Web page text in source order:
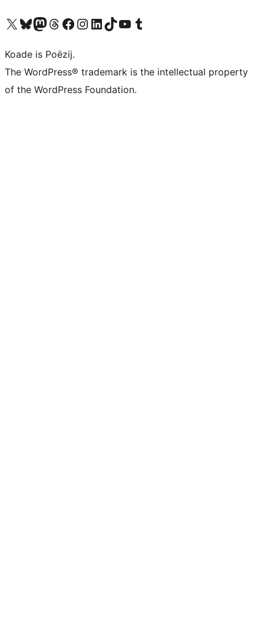
Visit our X (formerly Twitter) account
Visit our Bluesky account
Visit our Mastodon account
Visit our Threads account
Besykje ús Facebook sideBesykje ús Instagram-akkount
Besykje ús LinkedIn akkount
Visit our TikTok account
Visit our YouTube channel
Visit our Tumblr account
Koade is Poëzij.
The WordPress® trademark is the intellectual property
of the WordPress Foundation.